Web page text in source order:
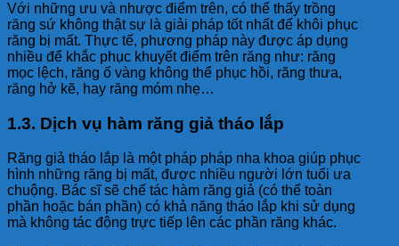
Với những ưu và nhược điểm trên, có thể thấy trồng
răng sứ không thật sự là giải pháp tốt nhất để khôi phục
răng bị mất. Thực tế, phương pháp này được áp dụng
nhiều để khắc phục khuyết điểm trên răng như: răng
mọc lệch, răng ố vàng không thể phục hồi, răng thưa,
răng hở kẽ, hay răng móm nhẹ…
1.3. Dịch vụ hàm răng giả tháo lắp
Răng giả tháo lắp là một pháp pháp nha khoa giúp phục
hình những răng bị mất, được nhiều người lớn tuổi ưa
chuộng. Bác sĩ sẽ chế tác hàm răng giả (có thể toàn
phần hoặc bán phần) có khả năng tháo lắp khi sử dụng
mà không tác động trực tiếp lên các phần răng khác.